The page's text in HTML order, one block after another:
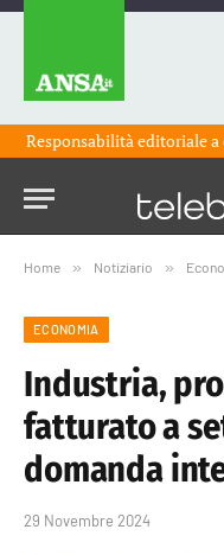
Responsabilità editoriale
Home » Notiziario »
ECONOMIA
Industria,
fatturato a
domanda
29 Novembre 2024